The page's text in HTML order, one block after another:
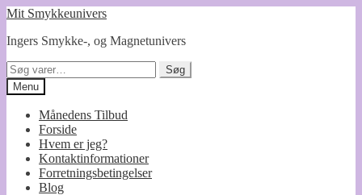
Spring
navigation
Spring
indhold
Mit Smykkeunivers
Ingers Smykke-, og Magnetunivers
Søg
efter:
Søg
Menu
Månedens Tilbud
Forside
Hvem er jeg?
Kontaktinformationer
Forretningsbetingelser
Blog